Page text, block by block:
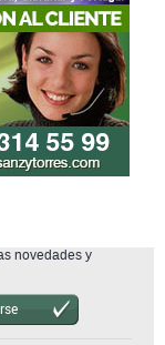
novedades y